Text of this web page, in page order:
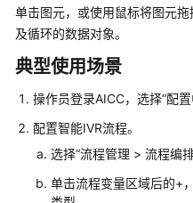
用
人
服
务
配
置
动
单击图元，或使用鼠标将图元
及循环的数据对象。
典型使用场景
操作员登录AICC，选择“配
配置智能IVR流程。
选择“流程管理 > 流程编
单击流程变量区域后的+